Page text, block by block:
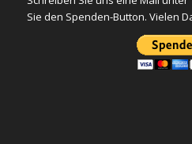
Sie den Spenden-Button. Vielen